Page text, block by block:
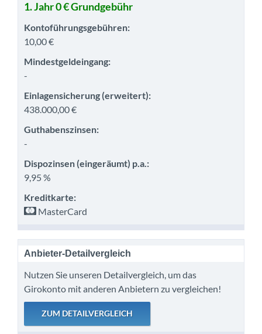
1. Jahr 0 € Grundgebühr
Kontoführungsgebühren:
10,00 €
Mindestgeldeingang:
-
Einlagensicherung (erweitert):
438.000,00 €
Guthabenszinsen:
-
Dispozinsen (eingeräumt) p.a.:
9,95 %
Kreditkarte:
MasterCard
Anbieter-Detailvergleich
Nutzen Sie unseren Detailvergleich, um das
Girokonto mit anderen Anbietern zu vergleichen!